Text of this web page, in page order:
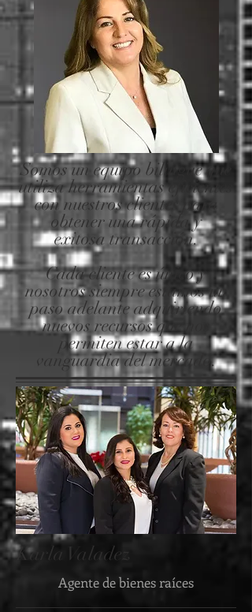
Karla Valadez
Agente de bienes raíces
Somos un equipo bilingüe que
utiliza herramientas eficientes
con nuestros clientes para
obtener una rápida y
exitosa transacción.
Cada cliente es único y
nosotros siempre estamos un
paso adelante adquiriendo
nuevos recursos que nos
permiten estar a la
vanguardia del mercado.